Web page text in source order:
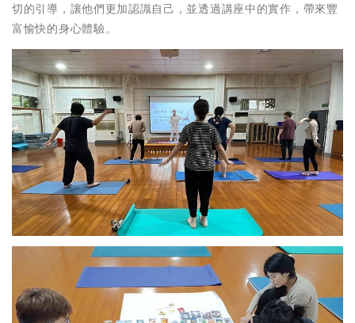
切的引導，讓他們更加認識自己，並透過講座中的實作，帶來豐
富愉快的身心體驗。